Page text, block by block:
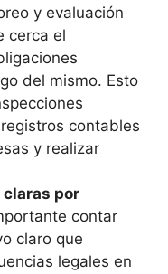
y evaluación
cerca el
del mismo. Esto
contables
y realizar
por
contar
claro que
legales en